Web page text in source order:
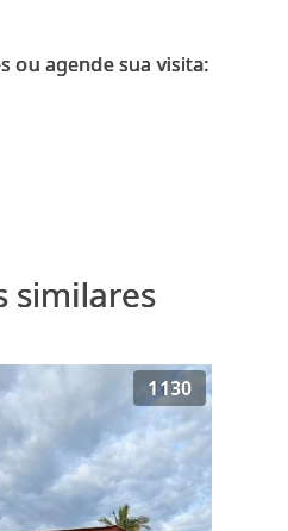
ou agende sua visita:
similares
1130